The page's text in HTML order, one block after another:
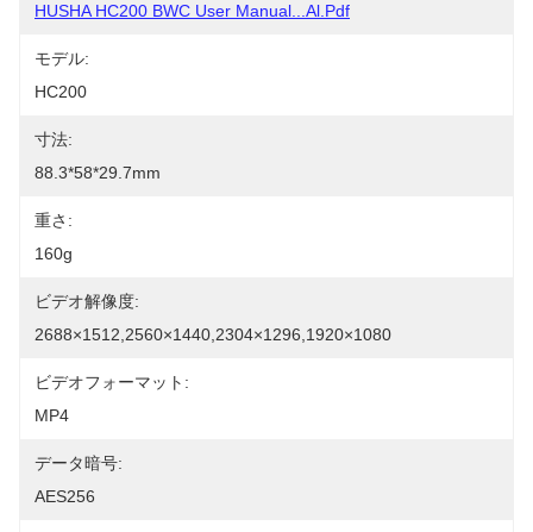
HUSHA HC200 BWC User Manual...al.pdf
モデル:
HC200
寸法:
88.3*58*29.7mm
重さ:
160g
ビデオ解像度:
2688×1512,2560×1440,2304×1296,1920×1080
ビデオフォーマット:
MP4
データ暗号:
AES256